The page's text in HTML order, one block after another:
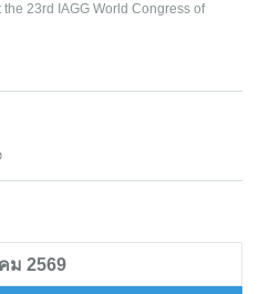
23rd IAGG World Congress of
ม 2569